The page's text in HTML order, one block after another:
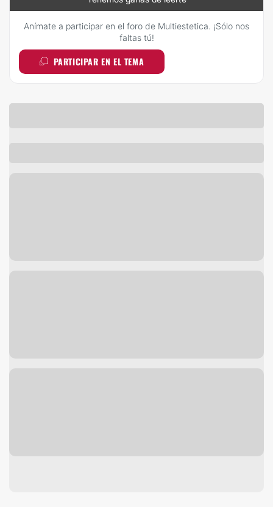
Anímate a participar en el foro de Multiestetica. ¡Sólo nos
faltas tú!
PARTICIPAR EN EL TEMA